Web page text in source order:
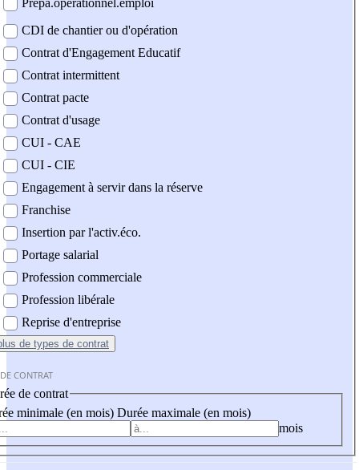
Prépa.opérationnel.emploi
CDI de chantier ou d'opération
Contrat d'Engagement Educatif
Contrat intermittent
Contrat pacte
Contrat d'usage
CUI - CAE
CUI - CIE
Engagement à servir dans la réserve
Franchise
Insertion par l'activ.éco.
Portage salarial
Profession commerciale
Profession libérale
Reprise d'entreprise
de types de contrat
CONTRAT
de contrat
minimale (en mois) Durée maximale (en mois)
mois